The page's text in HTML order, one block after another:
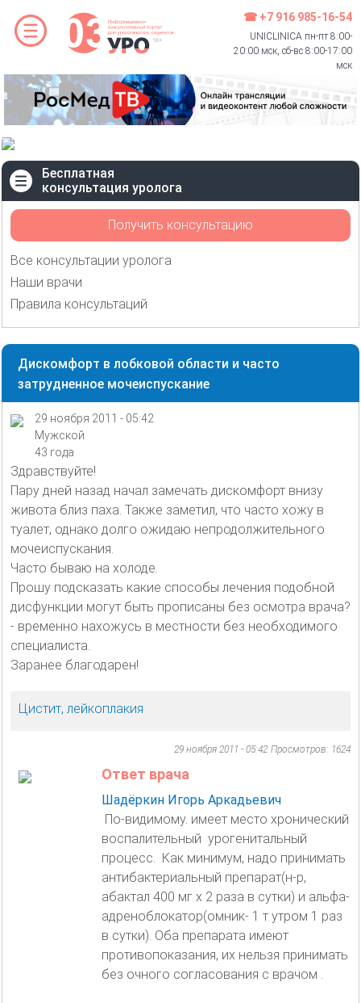
☎ +7 916 985-16-54
UNICLINICA пн-пт 8:00-
20:00 мск, сб-вс 8:00-17:00
мск
Бесплатная
консультация уролога
Получить консультацию
Все консультации уролога
Наши врачи
Правила консультаций
Дискомфорт в лобковой области и часто
затрудненное мочеиспускание
29 ноября 2011 - 05:42
Мужской
43 года
Здравствуйте!
Пару дней назад начал замечать дискомфорт внизу
живота близ паха. Также заметил, что часто хожу в
туалет, однако долго ожидаю непродолжительного
мочеиспускания.
Часто бываю на холоде.
Прошу подсказать какие способы лечения подобной
дисфункции могут быть прописаны без осмотра врача?
- временно нахожусь в местности без необходимого
специалиста.
Заранее благодарен!
Цистит, лейкоплакия
29 ноября 2011 - 05:42 Просмотров: 1624
Ответ врача
Шадёркин Игорь Аркадьевич
По-видимому. имеет место хронический
воспалительный урогенитальный
процесс. Как минимум, надо принимать
антибактериальный препарат(н-р,
абактал 400 мг х 2 раза в сутки) и альфа-
адреноблокатор(омник- 1 т утром 1 раз
в сутки). Оба препарата имеют
противопоказания, их нельзя принимать
без очного согласования с врачом .